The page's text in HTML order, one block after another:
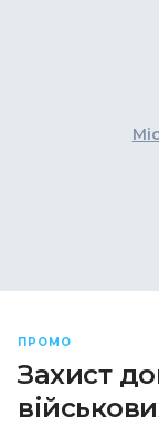
ПРОМО
Захист